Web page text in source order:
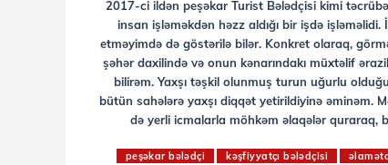
2017-ci ildən peşəkar Turist Bələdçisi kimi
insan işləməkdən həzz aldığı bir işdə
etməyimdə də göstərilə bilər. Konkret olaraq,
şəhər daxilində və onun kənarındakı müxtəlif
bilirəm. Yaxşı təşkil olunmuş turun uğurlu
bütün sahələrə yaxşı diqqət yetirildiyinə əminəm.
də yerli icmalarla möhkəm əlaqələr quraraq,
peşəkar bələdçi kəşfiyyatçı bələdçisi